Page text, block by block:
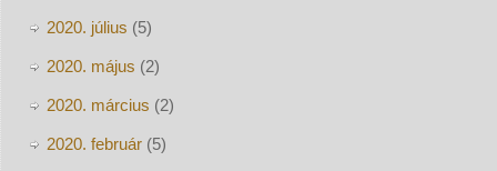
2020. július (5)
2020. május (2)
2020. március (2)
2020. február(5)